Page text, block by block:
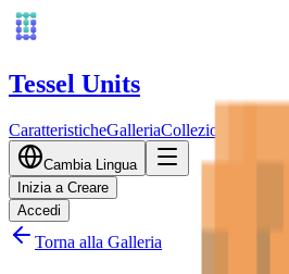
Tessel Units
CaratteristicheGalleriaCollezioni
Cambia Lingua
Inizia a Creare
Accedi
Torna alla Galleria